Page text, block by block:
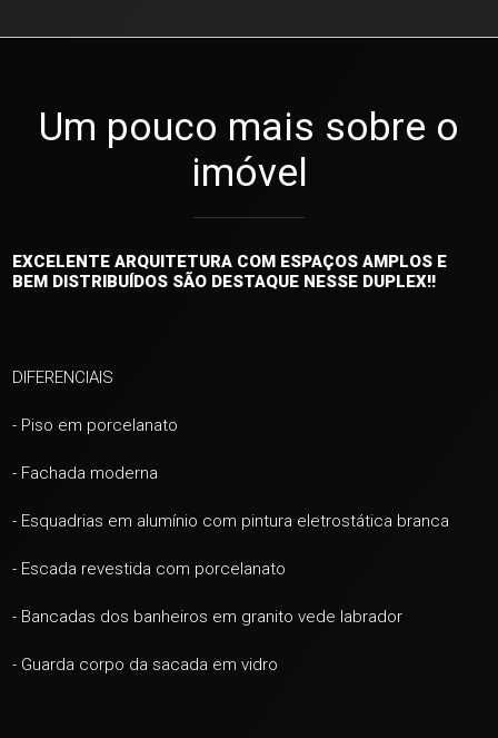
Um pouco mais sobre o
imóvel
EXCELENTE ARQUITETURA COM ESPAÇOS AMPLOS E
BEM DISTRIBUÍDOS SÃO DESTAQUE NESSE DUPLEX!!
DIFERENCIAIS
- Piso em porcelanato
- Fachada moderna
- Esquadrias em alumínio com pintura eletrostática branca
- Escada revestida com porcelanato
- Bancadas dos banheiros em granito vede labrador
- Guarda corpo da sacada em vidro